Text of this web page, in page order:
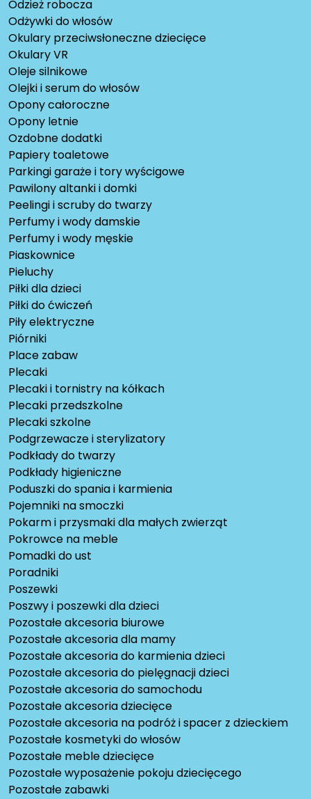
Odzież robocza
Odżywki do włosów
Okulary przeciwsłoneczne dziecięce
Okulary VR
Oleje silnikowe
Olejki i serum do włosów
Opony całoroczne
Opony letnie
Ozdobne dodatki
Papiery toaletowe
Parkingi garaże i tory wyścigowe
Pawilony altanki i domki
Peelingi i scruby do twarzy
Perfumy i wody damskie
Perfumy i wody męskie
Piaskownice
Pieluchy
Piłki dla dzieci
Piłki do ćwiczeń
Piły elektryczne
Piórniki
Place zabaw
Plecaki
Plecaki i tornistry na kółkach
Plecaki przedszkolne
Plecaki szkolne
Podgrzewacze i sterylizatory
Podkłady do twarzy
Podkłady higieniczne
Poduszki do spania i karmienia
Pojemniki na smoczki
Pokarm i przysmaki dla małych zwierząt
Pokrowce na meble
Pomadki do ust
Poradniki
Poszewki
Poszwy i poszewki dla dzieci
Pozostałe akcesoria biurowe
Pozostałe akcesoria dla mamy
Pozostałe akcesoria do karmienia dzieci
Pozostałe akcesoria do pielęgnacji dzieci
Pozostałe akcesoria do samochodu
Pozostałe akcesoria dziecięce
Pozostałe akcesoria na podróż i spacer z dzieckiem
Pozostałe kosmetyki do włosów
Pozostałe meble dziecięce
Pozostałe wyposażenie pokoju dziecięcego
Pozostałe zabawki